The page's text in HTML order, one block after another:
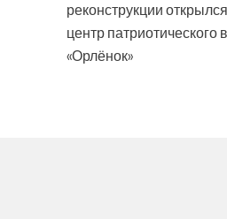
реконструкции
центр патриотического
«Орлёнок»